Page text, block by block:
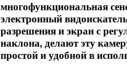
многофункциональная
электронный
разрешения и экран с
наклона, делают эту
простой и удобной в